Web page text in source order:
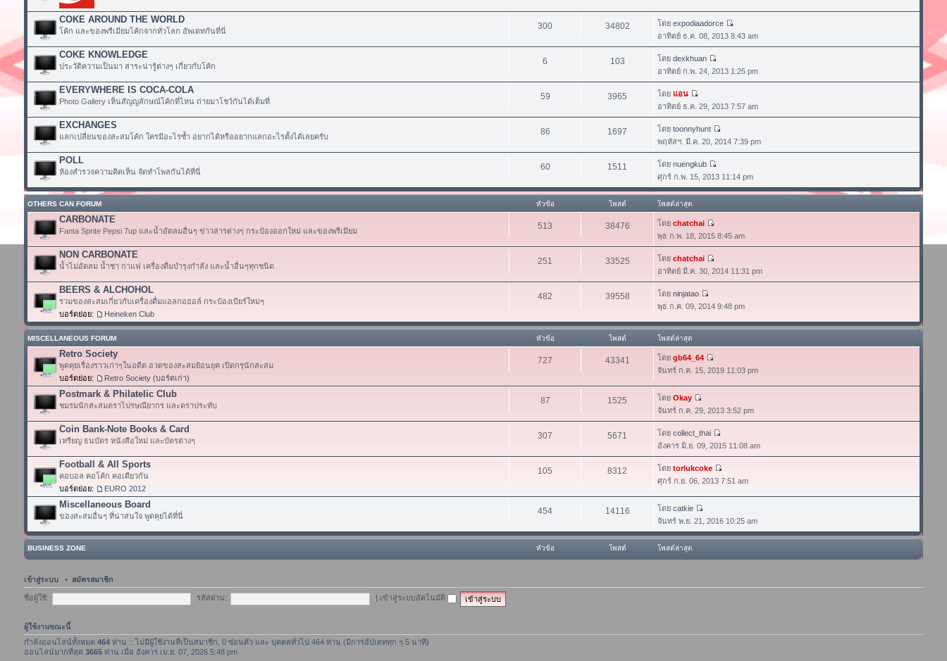
COKE AROUND THE WORLD
โค้ก และของพรีเมียมโค้กจากทั่วโลก อัพเดทกันที่นี่ 300 34802 โดย expodiaadorce
อาทิตย์ ธ.ค. 08, 2013 8:43 am
COKE KNOWLEDGE
ประวัติความเป็นมา สาระน่ารู้ต่างๆ เกี่ยวกับโค้ก 6 103 โดย dexkhuan
อาทิตย์ ก.พ. 24, 2013 1:25 pm
EVERYWHERE IS COCA-COLA
Photo Gallery เห็นสัญญลักษณ์โค้กที่ไหน ถ่ายมาโชว์กันได้เต็มที่ 59 3965 โดย แอน
อาทิตย์ ธ.ค. 29, 2013 7:57 am
EXCHANGES
แลกเปลี่ยนของสะสมโค้ก ใครมีอะไรซ้ำ อยากได้หรืออยากแลกอะไรตั้งได้เลยครับ 86 1697 โดย toonnyhunt
พฤหัสฯ. มี.ค. 20, 2014 7:39 pm
POLL
ห้องสำรวจความคิดเห็น จัดทำโพลกันได้ที่นี่ 60 1511 โดย nuengkub
ศุกร์ ก.พ. 15, 2013 11:14 pm
OTHERS CAN FORUM หัวข้อ โพสต์ โพสต์ล่าสุด
CARBONATE
Fanta Sprite Pepsi 7up และน้ำอัดลมอื่นๆ ข่าวสารต่างๆ กระป๋องออกใหม่ และของพรีเมียม 513 38476 โดย chatchai
พุธ ก.พ. 18, 2015 8:45 am
NON CARBONATE
น้ำไม่อัดลม น้ำชา กาแฟ เครื่องดื่มบำรุงกำลัง และน้ำอื่นๆทุกชนิด 251 33525 โดย chatchai
อาทิตย์ มี.ค. 30, 2014 11:31 pm
BEERS & ALCHOHOL
รวมของสะสมเกี่ยวกับเครื่องดื่มแอลกอฮอล์ กระป๋องเบียร์ใหม่ๆ
บอร์ดย่อย:
Heineken Club
482 39558 โดย ninjatao
พุธ ก.ค. 09, 2014 9:48 pm
MISCELLANEOUS FORUM หัวข้อ โพสต์ โพสต์ล่าสุด
Retro Society
พูดคุยเรื่องราวเก่าๆในอดีต อวดของสะสมย้อนยุค เปิดกรุนักสะสม
บอร์ดย่อย:
Retro Society (บอร์ดเก่า)
727 43341 โดย gb64_64
จันทร์ ก.ค. 15, 2019 11:03 pm
Postmark & Philatelic Club
ชมรมนักสะสมตราไปรษณียากร และตราประทับ 87 1525 โดย Okay
จันทร์ ก.ค. 29, 2013 3:52 pm
Coin Bank-Note Books & Card
เหรียญ ธนบัตร หนังสือใหม่ และบัตรต่างๆ 307 5671 โดย collect_thai
อังคาร มิ.ย. 09, 2015 11:08 am
Football & All Sports
คอบอล คอโค้ก คอเดียวกัน
บอร์ดย่อย:
EURO 2012
105 8312 โดย torlukcoke
ศุกร์ ก.ย. 06, 2013 7:51 am
Miscellaneous Board
ของสะสมอื่นๆ ที่น่าสนใจ พูดคุยได้ที่นี่ 454 14116 โดย catkie
จันทร์ พ.ย. 21, 2016 10:25 am
BUSINESS ZONE หัวข้อ โพสต์ โพสต์ล่าสุด
เข้าสู่ระบบ • สมัครสมาชิก
ชื่อผู้ใช้: รหัสผ่าน: เข้าสู่ระบบอัตโนมัติ
ผู้ใช้งานขณะนี้
กำลังออนไลน์ทั้งหมด 464ท่าน :: ไม่มีผู้ใช้งานที่เป็นสมาชิก, 0 ซ่อนตัว และ บุคคลทั่วไป 464 ท่าน (มีการอัปเดททุก ๆ 5 นาที)
ออนไลน์มากที่สุด 3665ท่าน เมื่อ อังคาร เม.ย. 07, 2026 5:48 pm